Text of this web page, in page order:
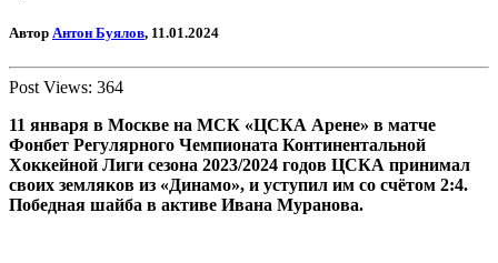
Автор Антон Буялов, 11.01.2024
Post Views: 364
11 января в Москве на МСК «ЦСКА Арене» в матче
Фонбет Регулярного Чемпионата Континентальной
Хоккейной Лиги сезона 2023/2024 годов ЦСКА принимал
своих земляков из «Динамо», и уступил им со счётом 2:4.
Победная шайба в активе Ивана Муранова.